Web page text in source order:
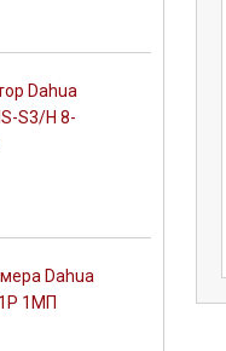
Dahua
S3/H 8-
Dahua
1МП
відеокамера
2CE16H0T-ITFS
з мікрофоном